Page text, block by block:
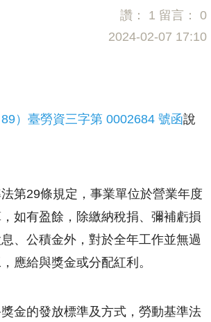
讚： 1 留言： 0
2024-02-07 17:10
89）臺勞資三字第 0002684 號函說
第29條規定，事業單位於營業年度
如有盈餘，除繳納稅捐、彌補虧損
、公積金外，對於全年工作並無過
應給與獎金或分配紅利。
金的發放標準及方式，勞動基準法